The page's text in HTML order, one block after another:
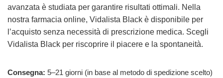
avanzata è studiata per garantire risultati ottimali. Nella
nostra farmacia online, Vidalista Black è disponibile per
l’acquisto senza necessità di prescrizione medica. Scegli
Vidalista Black per riscoprire il piacere e la spontaneità.
Consegna: 5–21 giorni (in base al metodo di spedizione scelto)